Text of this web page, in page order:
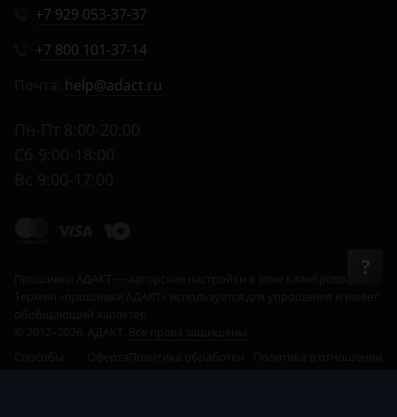
+7 929 053-37-37
+7 800 101-37-14
help@adact.ru